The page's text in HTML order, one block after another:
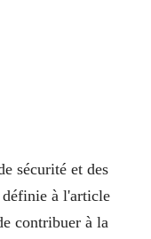
sécurité et des
à l'article
contribuer à la